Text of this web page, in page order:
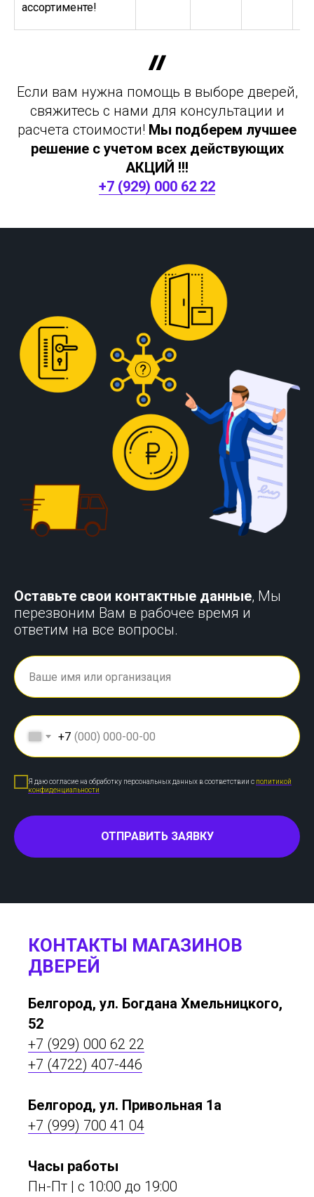
ассортименте!
Если вам нужна помощь в выборе дверей,
свяжитесь с нами для консультации и
расчета стоимости! Мы подберем лучшее
решение с учетом всех действующих
АКЦИЙ !!!
+7 (929) 000 62 22
Оставьте свои контактные данные, Мы
перезвоним Вам в рабочее время и
ответим на все вопросы.
+7
Я даю согласие на обработку персональных данных в соответствии с политикой
конфиденциальности
ОТПРАВИТЬ ЗАЯВКУ
КОНТАКТЫ МАГАЗИНОВ
ДВЕРЕЙ
Белгород, ул. Богдана Хмельницкого,
52
+7 (929) 000 62 22
+7 (4722) 407-446
Белгород, ул. Привольная 1а
+7 (999) 700 41 04
Часы работы
Пн-Пт | с 10:00 до 19:00